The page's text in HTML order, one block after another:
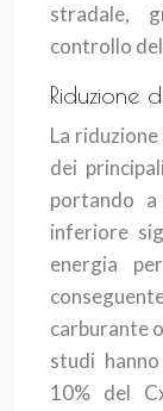
stradale,
controllo
Riduzione
La
dei
portando
inferiore
energia
carburante
studi
10% del